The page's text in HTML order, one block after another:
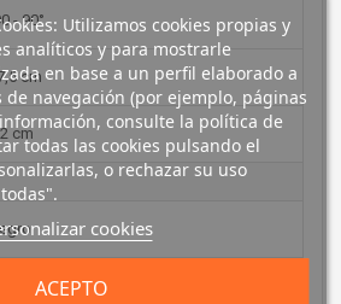
- 90°
cm
cm
Utilizamos cookies propias y
analíticos y para mostrarle
en base a un perfil elaborado a
navegación (por ejemplo, páginas
consulte la política de
todas las cookies pulsando el
o rechazar su uso
cookies
ACEPTO